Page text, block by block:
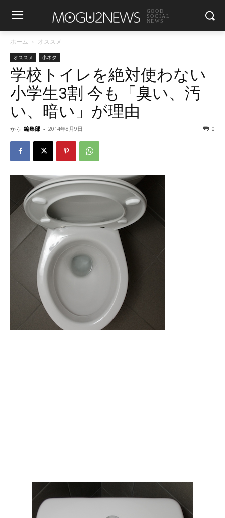
GOOD
SOCIAL
NEWS
ホーム オススメ
オススメ 小ネタ
学校トイレを絶対使わない
小学生3割 今も「臭い、汚
い、暗い」が理由
から 編集部 - 2014年8月9日 0